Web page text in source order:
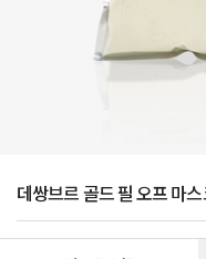
데쌍브르 골드 필 오프 마